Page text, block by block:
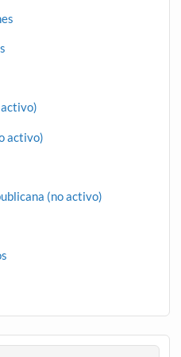
activo)
activo)
(no activo)